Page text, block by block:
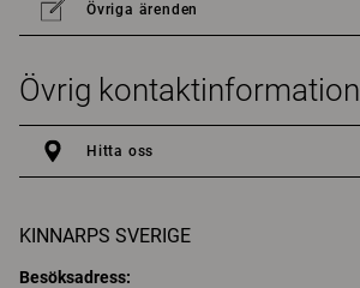
Övriga ärenden
Övrig kontaktinformation
Hitta oss
KINNARPS SVERIGE
Besöksadress: